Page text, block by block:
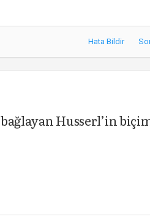
Hata Bildir
Husserl’in